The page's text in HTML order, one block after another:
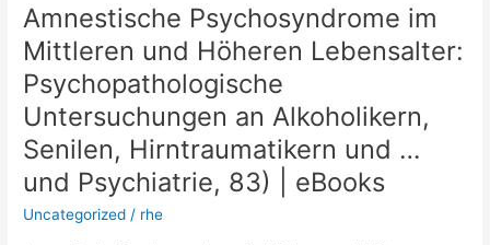
[EPUB,
Amnestische Psychosyndrome im
Mittleren und Höheren Lebensalter:
Psychopathologische
Untersuchungen an Alkoholikern,
Senilen, Hirntraumatikern und …
und Psychiatrie, 83) | eBooks
Uncategorized / rhe
Amnestische
Psychosyndrome
im
Mittleren
und
Lebensalter:
Psychopathologische
Untersuchungen